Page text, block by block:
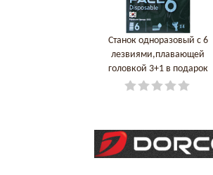
Станок одноразовый с 6
лезвиями,плавающей
головкой 3+1 в подарок
DORCO КОРЕЯ, РЕСПУБЛИКА